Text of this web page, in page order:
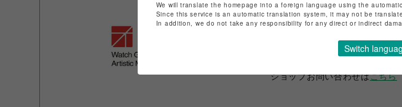
ショップ名
A.M.I
ショップお問い合わせはこちら
We will translate the homepage into a foreign language using the
Since this service is an automatic translation system, it may not be
In addition, we do not take any responsibility for any direct or indirect
Switch